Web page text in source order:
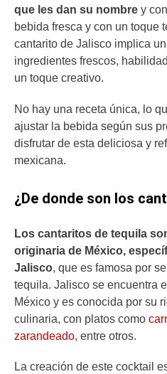
que les dan su nombre y
bebida fresca y con un toque
cantarito de Jalisco implica
ingredientes frescos,
un toque creativo.
No hay una receta única, lo
ajustar la bebida según sus
disfrutar de esta deliciosa y
mexicana.
¿De donde son los
Los cantaritos de tequila
originaria de México,
Jalisco, que es famosa por
tequila. Jalisco se encuentra
México y es conocida por su
culinaria, con platos como
zarandeado, entre otros.
La creación de este cocktail